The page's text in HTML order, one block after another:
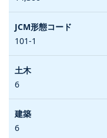
101-1
6
6